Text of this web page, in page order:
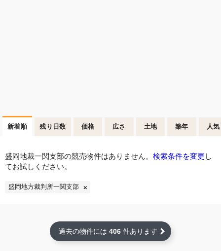
新着順 残り日数 価格 広さ 土地 築年 人気
盛岡地裁一関支部の競売物件はありません。 検索条件を変更 し
てお試しください。
盛岡地方裁判所一関支部
過去の物件には 406 件あります